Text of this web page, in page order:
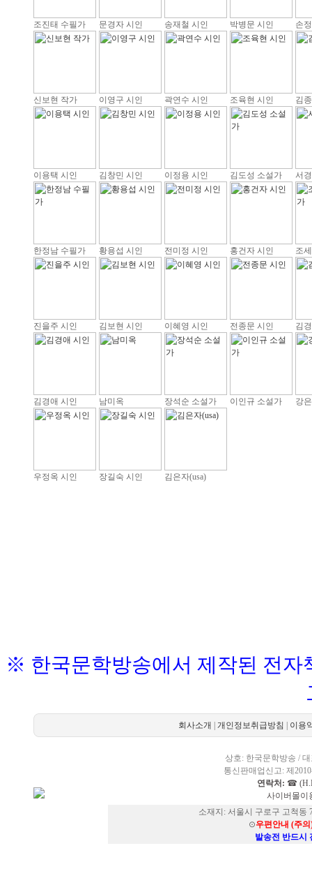
조진태 수필가 문경자 시인 송재철 시인 박병문 시인 손
신보현 작가 이영구 시인 곽연수 시인 조육현 시인 김
이용택 시인 김창민 시인 이정용 시인 김도성 소설가 서
한정남 수필가 황용섭 시인 전미정 시인 홍건자 시인 조
진을주 시인 김보현 시인 이혜영 시인 전종문 시인 김
김경애 시인 남미옥 장석순 소설가 이인규 소설가 강
우정옥 시인 장길숙 시인 김은자(usa)
※ 한국문학방송에서 제작된 전자
회사소개 개인정보취급방침 이용
상호: 한국문학방송 /
통신판매업신고: 제
연락처: ☎
사이버몰이
소재지: 서울시 구로구 고척동
⊙우편안내 (주
발송전 반드시